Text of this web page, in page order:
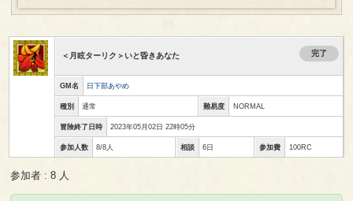
＜月眩ターリク＞いと昏きあなた 完了
GM名 日下部あやめ
種別 通常 難易度 NORMAL
冒険終了日時 2023年05月02日 22時05分
参加人数 8/8人 相談 6日 参加費 100RC
参加者 : 8 人